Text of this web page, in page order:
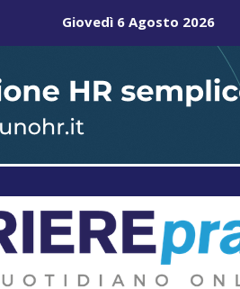
Giovedì 6 Agosto 2026